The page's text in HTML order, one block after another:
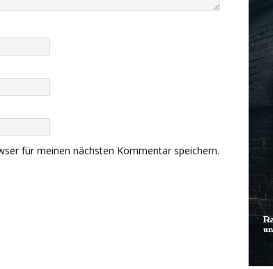
für meinen nächsten Kommentar speichern.